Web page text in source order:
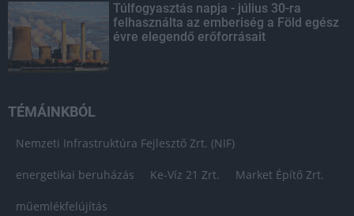
Túlfogyasztás napja - július 30-ra
felhasználta az emberiség a Föld egész
évre elegendő erőforrásait
TÉMÁINKBÓL
Nemzeti Infrastruktúra Fejlesztő Zrt. (NIF)
energetikai beruházás Ke-Víz 21 Zrt. Market Építő Zrt.
műemlékfelújítás